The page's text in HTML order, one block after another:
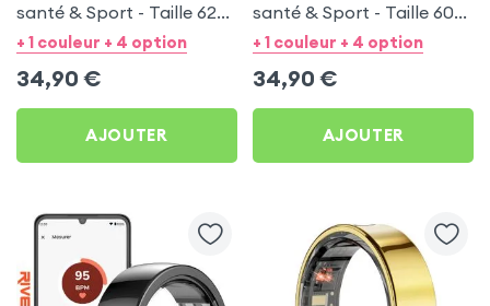
santé & Sport - Taille 62
Noir
+ 1 couleur + 4 option
34,90 €
AJOUTER
santé & Sport - Taille 60
Argent
+ 1 couleur + 4 option
34,90 €
AJOUTER